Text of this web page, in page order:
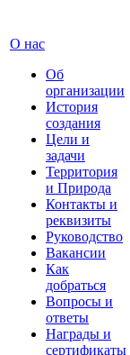
О нас
Об
организации
История
создания
Цели и
задачи
Территория
и Природа
Контакты и
реквизиты
Руководство
Вакансии
Как
добраться
Вопросы и
ответы
Награды и
сертификаты